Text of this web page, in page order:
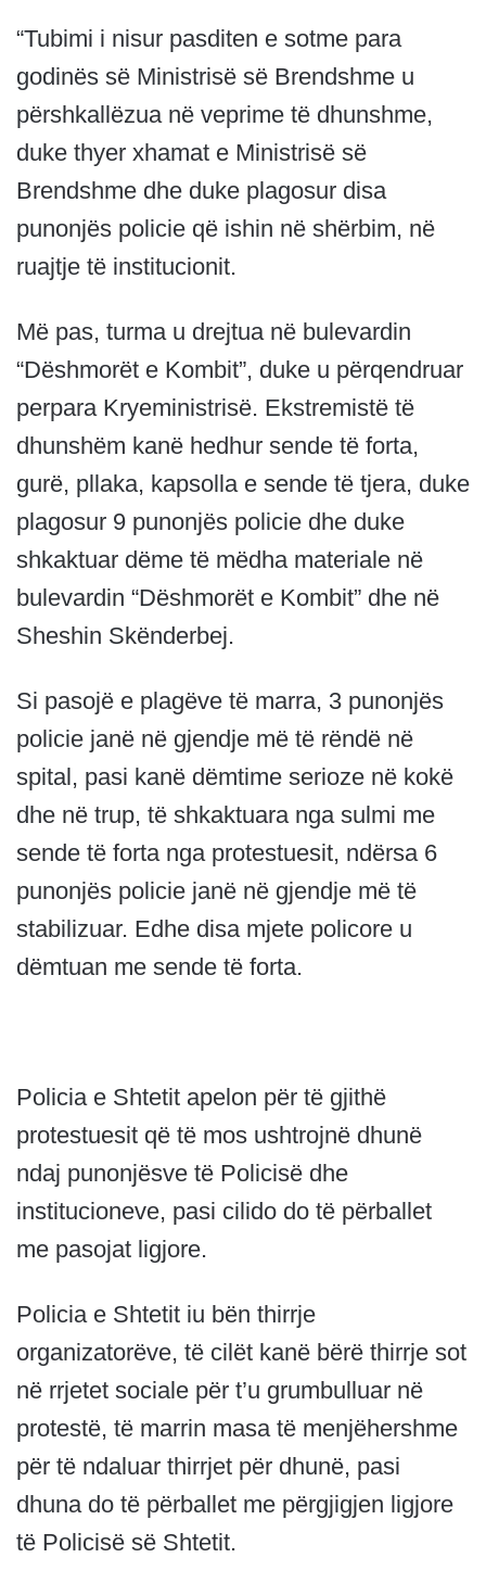
“Tubimi i nisur pasditen e sotme para
godinës së Ministrisë së Brendshme u
përshkallëzua në veprime të dhunshme,
duke thyer xhamat e Ministrisë së
Brendshme dhe duke plagosur disa
punonjës policie që ishin në shërbim, në
ruajtje të institucionit.
Më pas, turma u drejtua në bulevardin
“Dëshmorët e Kombit”, duke u përqendruar
perpara Kryeministrisë. Ekstremistë të
dhunshëm kanë hedhur sende të forta,
gurë, pllaka, kapsolla e sende të tjera, duke
plagosur 9 punonjës policie dhe duke
shkaktuar dëme të mëdha materiale në
bulevardin “Dëshmorët e Kombit” dhe në
Sheshin Skënderbej.
Si pasojë e plagëve të marra, 3 punonjës
policie janë në gjendje më të rëndë në
spital, pasi kanë dëmtime serioze në kokë
dhe në trup, të shkaktuara nga sulmi me
sende të forta nga protestuesit, ndërsa 6
punonjës policie janë në gjendje më të
stabilizuar. Edhe disa mjete policore u
dëmtuan me sende të forta.
Policia e Shtetit apelon për të gjithë
protestuesit që të mos ushtrojnë dhunë
ndaj punonjësve të Policisë dhe
institucioneve, pasi cilido do të përballet
me pasojat ligjore.
Policia e Shtetit iu bën thirrje
organizatorëve, të cilët kanë bërë thirrje sot
në rrjetet sociale për t’u grumbulluar në
protestë, të marrin masa të menjëhershme
për të ndaluar thirrjet për dhunë, pasi
dhuna do të përballet me përgjigjen ligjore
të Policisë së Shtetit.